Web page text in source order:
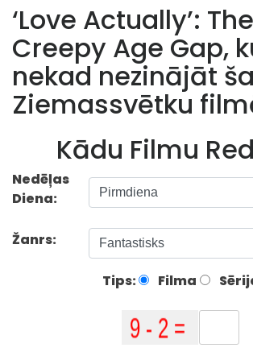
‘Love Actually’: The
Creepy Age Gap,
nekad nezinājāt
Ziemassvētku
Kādu Filmu
Nedēļas
Diena:
Žanrs:
Tips: Filma